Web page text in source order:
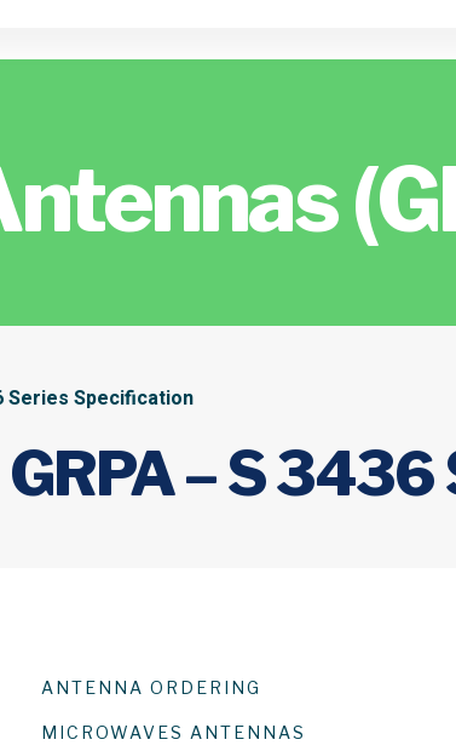
Series Specification
GRPA – S
ANTENNA ORDERING
MICROWAVES ANTENNAS